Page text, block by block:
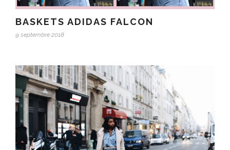
BASKETS ADIDAS FALCON
9 septembre 2018